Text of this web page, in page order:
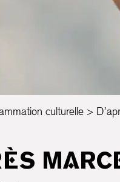
culturelle